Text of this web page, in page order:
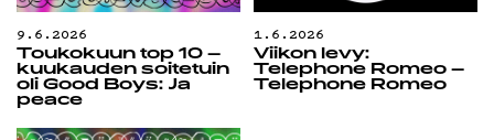
9.6.2026
Toukokuun top 10 –
kuukauden soitetuin
oli Good Boys: Ja
peace
1.6.2026
Viikon levy:
Telephone Romeo –
Telephone Romeo